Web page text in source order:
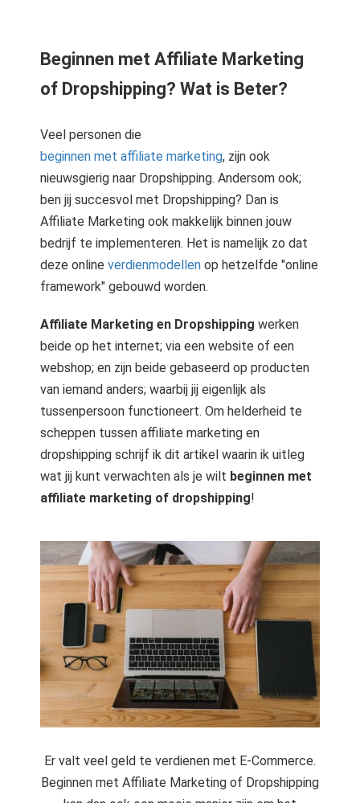
Beginnen met Affiliate Marketing
of Dropshipping? Wat is Beter?
Veel personen die
beginnen met affiliate marketing, zijn ook
nieuwsgierig naar Dropshipping. Andersom ook;
ben jij succesvol met Dropshipping? Dan is
Affiliate Marketing ook makkelijk binnen jouw
bedrijf te implementeren. Het is namelijk zo dat
deze online verdienmodellen op hetzelfde "online
framework" gebouwd worden.
Affiliate Marketing en Dropshipping werken
beide op het internet; via een website of een
webshop; en zijn beide gebaseerd op producten
van iemand anders; waarbij jij eigenlijk als
tussenpersoon functioneert. Om helderheid te
scheppen tussen affiliate marketing en
dropshipping schrijf ik dit artikel waarin ik uitleg
wat jij kunt verwachten als je wilt beginnen met
affiliate marketing of dropshipping!
Er valt veel geld te verdienen met E-Commerce.
Beginnen met Affiliate Marketing of Dropshipping